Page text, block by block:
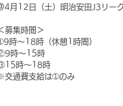
月12日（土）明治安田J3リー
募集時間＞
時～18時（休憩1時間）
時～15時
時～18時
交通費支給は➀のみ